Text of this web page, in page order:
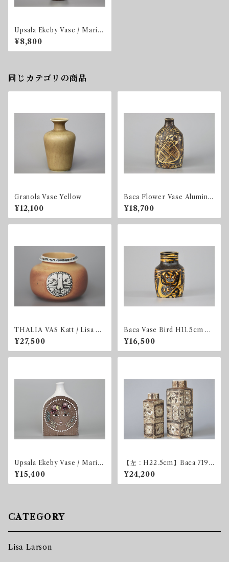
Upsala Ekeby Vase / Mari S
immulson
¥8,800
同じカテゴリの商品
Granola Vase Yellow
¥12,100
Baca Flower Vase Aluminia
/ 723 3208
¥18,700
THALIA VAS Katt / Lisa La
rson
¥27,500
Baca Vase Bird H11.5cm Al
uminia
¥16,500
Upsala Ekeby Vase / Mari S
immulson
¥15,400
【左：H22.5cm】Baca 719
Vase H22.5cm
¥24,200
CATEGORY
Lisa Larson